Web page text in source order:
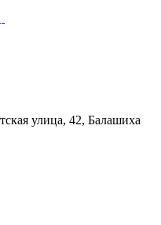
улица, 42, Балашиха